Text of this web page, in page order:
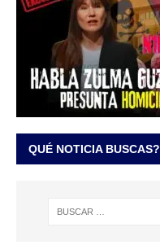
QUÉ NOTICIA BUSCAS?